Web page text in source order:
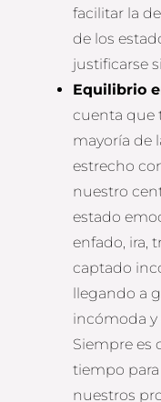
facilitar la
de los
justificarse
Equilibrio
cuenta que
mayoría de
estrecho
nuestro
estado
enfado, ira,
captado
llegando a
incómoda y
Siempre es
tiempo
nuestros